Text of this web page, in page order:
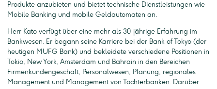
Produkte anzubieten und bietet technische Dienstleistungen wie
Mobile Banking und mobile Geldautomaten an.
Herr Kato verfügt über eine mehr als 30-jährige Erfahrung im
Bankwesen. Er begann seine Karriere bei der Bank of Tokyo (der
heutigen MUFG Bank) und bekleidete verschiedene Positionen in
Tokio, New York, Amsterdam und Bahrain in den Bereichen
Firmenkundengeschäft, Personalwesen, Planung, regionales
Management und Management von Tochterbanken. Darüber